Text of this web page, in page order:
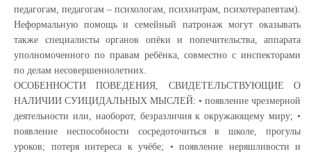
педагогам, педагогам – психологам, психиатрам, психотерапевтам).
Неформальную помощь и семейный патронаж могут оказывать
также специалисты органов опёки и попечительства, аппарата
уполномоченного по правам ребёнка, совместно с инспекторами
по делам несовершеннолетних.
ОСОБЕННОСТИ ПОВЕДЕНИЯ, СВИДЕТЕЛЬСТВУЮЩИЕ О
НАЛИЧИИ СУИЦИДАЛЬНЫХ МЫСЛЕЙ: • появление чрезмерной
деятельности или, наоборот, безразличия к окружающему миру; •
появление неспособности сосредоточиться в школе, прогулы
уроков; потеря интереса к учёбе; • появление неряшливости и